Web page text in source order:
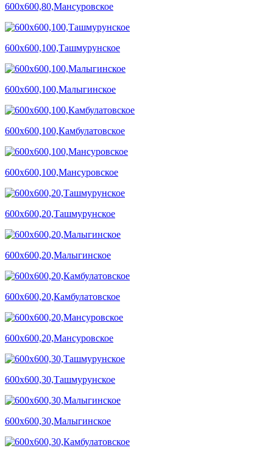
600х600,80,Мансуровское
600х600,100,Ташмурунское
600х600,100,Малыгинское
600х600,100,Камбулатовское
600х600,100,Мансуровское
600х600,20,Ташмурунское
600х600,20,Малыгинское
600х600,20,Камбулатовское
600х600,20,Мансуровское
600х600,30,Ташмурунское
600х600,30,Малыгинское